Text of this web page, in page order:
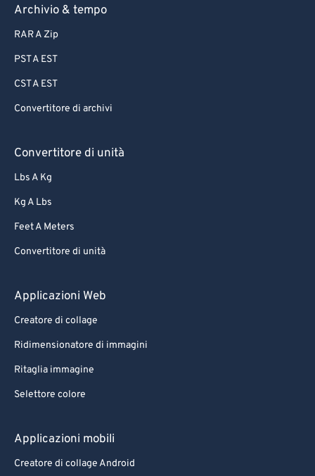
Archivio & tempo
RAR A Zip
PST A EST
CST A EST
Convertitore di archivi
Convertitore di unità
Lbs A Kg
Kg A Lbs
Feet A Meters
Convertitore di unità
Applicazioni Web
Creatore di collage
Ridimensionatore di immagini
Ritaglia immagine
Selettore colore
Applicazioni mobili
Creatore di collage Android